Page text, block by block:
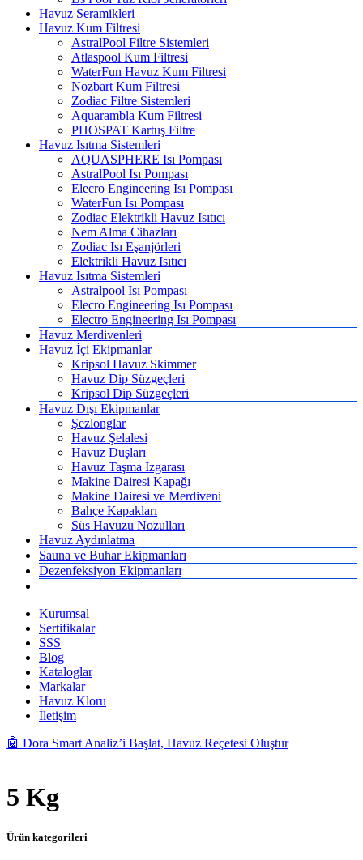
Havuz Seramikleri
Havuz Kum Filtresi
AstralPool Filtre Sistemleri
Atlaspool Kum Filtresi
WaterFun Havuz Kum Filtresi
Nozbart Kum Filtresi
Zodiac Filtre Sistemleri
Aquarambla Kum Filtresi
PHOSPAT Kartuş Filtre
Havuz Isıtma Sistemleri
AQUASPHERE Isı Pompası
AstralPool Isı Pompası
Elecro Engineering Isı Pompası
WaterFun Isı Pompası
Zodiac Elektrikli Havuz Isıtıcı
Nem Alma Cihazları
Zodiac Isı Eşanjörleri
Elektrikli Havuz Isıtıcı
Havuz Isıtma Sistemleri
Astralpool Isı Pompası
Elecro Engineering Isı Pompası
Electro Engineering Isı Pompası
Havuz Merdivenleri
Havuz İçi Ekipmanlar
Kripsol Havuz Skimmer
Havuz Dip Süzgeçleri
Kripsol Dip Süzgeçleri
Havuz Dışı Ekipmanlar
Şezlonglar
Havuz Şelalesi
Havuz Duşları
Havuz Taşma Izgarası
Makine Dairesi Kapağı
Makine Dairesi ve Merdiveni
Bahçe Kapakları
Süs Havuzu Nozulları
Havuz Aydınlatma
Sauna ve Buhar Ekipmanları
Dezenfeksiyon Ekipmanları
Kurumsal
Sertifikalar
SSS
Blog
Kataloglar
Markalar
Havuz Kloru
İletişim
🤖 Dora Smart Analiz’i Başlat, Havuz Reçetesi Oluştur
5 Kg
Ürün kategorileri